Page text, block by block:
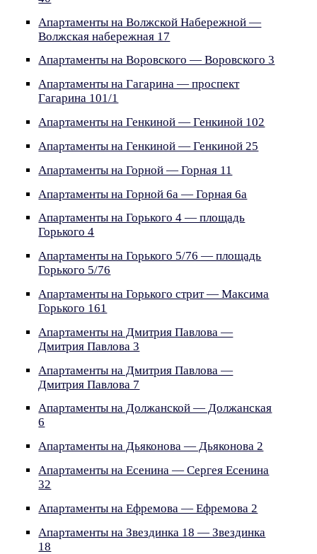
Апартаменты на Волжской Набережной —
Волжская набережная 17
Апартаменты на Воровского — Воровского 3
Апартаменты на Гагарина — проспект
Гагарина 101/1
Апартаменты на Генкиной — Генкиной 102
Апартаменты на Генкиной — Генкиной 25
Апартаменты на Горной — Горная 11
Апартаменты на Горной 6а — Горная 6а
Апартаменты на Горького 4 — площадь
Горького 4
Апартаменты на Горького 5/76 — площадь
Горького 5/76
Апартаменты на Горького стрит — Максима
Горького 161
Апартаменты на Дмитрия Павлова —
Дмитрия Павлова 3
Апартаменты на Дмитрия Павлова —
Дмитрия Павлова 7
Апартаменты на Должанской — Должанская
6
Апартаменты на Дьяконова — Дьяконова 2
Апартаменты на Есенина — Сергея Есенина
32
Апартаменты на Ефремова — Ефремова 2
Апартаменты на Звездинка 18 — Звездинка
18